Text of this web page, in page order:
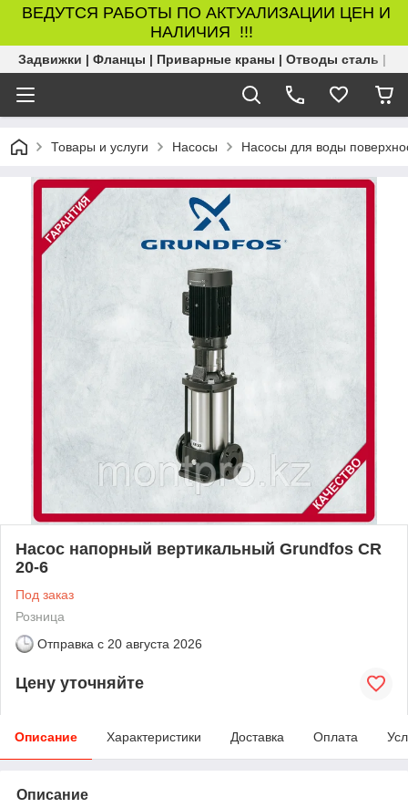
ВЕДУТСЯ РАБОТЫ ПО АКТУАЛИЗАЦИИ ЦЕН И
НАЛИЧИЯ !!!
Задвижки | Фланцы | Приварные краны | Отводы сталь |
Товары и услуги Насосы Насосы для воды
Насос напорный вертикальный Grundfos CR
20-6
Под заказ
Розница
Отправка с 20 августа 2026
Цену уточняйте
Описание Характеристики Доставка Оплата
Описание